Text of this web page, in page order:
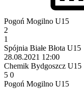
Pogoń Mogilno U15
2
1
Spójnia Białe Błota U15
28.08.2021 12:00
Chemik Bydgoszcz U15
5 0
Pogoń Mogilno U15